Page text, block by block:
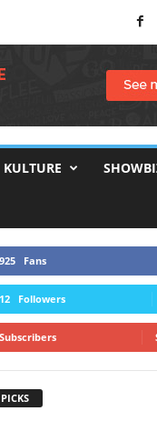
KULTURE
Fans
Followers
Subscribers